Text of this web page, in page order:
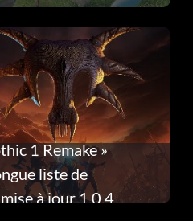
1 Remake »
liste de
à jour 1.0.4